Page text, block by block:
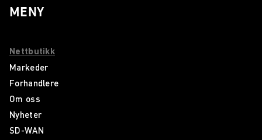
MENY
Nettbutikk
Markeder
Forhandlere
Om oss
Nyheter
SD-WAN